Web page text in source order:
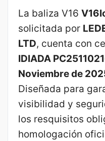
La baliza V16
solicitada por
LTD, cuenta con
IDIADA
Noviembre de
Diseñada para
visibilidad y
los resquisitos
homologación